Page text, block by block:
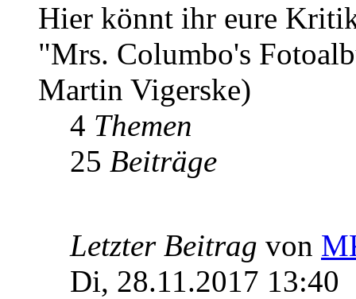
Hier könnt ihr eure
"Mrs. Columbo's
Martin Vigerske)
4 Themen
25 Beiträge
Letzter Beitrag von
Di, 28.11.2017 13:40